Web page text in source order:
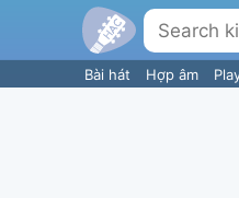
Bài hát Hợp âm